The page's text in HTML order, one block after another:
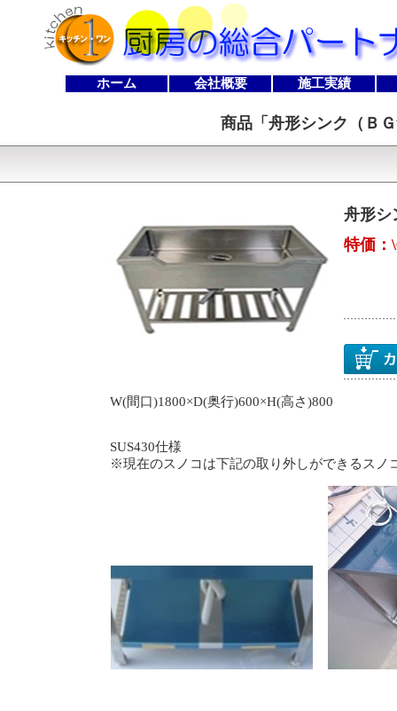
ホーム 会社概要 施工実績
商品「 舟形シンク（Ｂ
舟形シ
特価
W(間口)1800×D(奥行)600×H(高さ)800
SUS430仕様
※現在のスノコは下記の取り外しができるスノ